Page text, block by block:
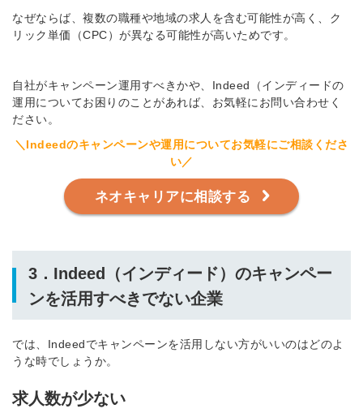
なぜならば、複数の職種や地域の求人を含む可能性が高く、ク
リック単価（CPC）が異なる可能性が高いためです。
自社がキャンペーン運用すべきかや、Indeed（インディードの
運用についてお困りのことがあれば、お気軽にお問い合わせく
ださい。
＼Indeedのキャンペーンや運用についてお気軽にご相談くださ
い／
ネオキャリアに相談する
3．Indeed（インディード）のキャンペー
ンを活用すべきでない企業
では、Indeedでキャンペーンを活用しない方がいいのはどのよ
うな時でしょうか。
求人数が少ない
をご利用する
簡単10秒！無料会員登録
採用課題の解決、新しい採用の
ビュー記事が読める
採用にまつわる独自の調査レポ
ートが届く